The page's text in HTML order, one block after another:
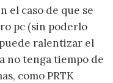
el caso de que se
pc (sin poderlo
ralentizar el
no tenga tiempo de
como PRTK